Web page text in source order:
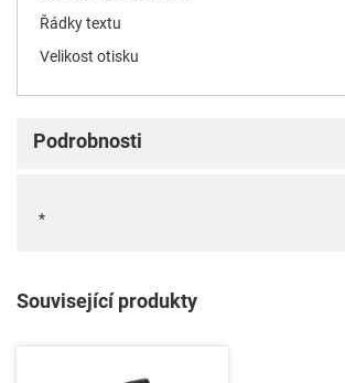
Řádky textu
Velikost otisku
Podrobnosti
*
Související produkty